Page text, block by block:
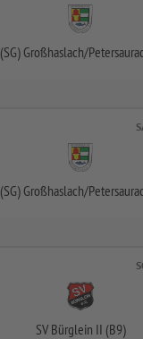
(SG) Großhaslach/
(SG) Großhaslach/
SV Bürglein II (B9)